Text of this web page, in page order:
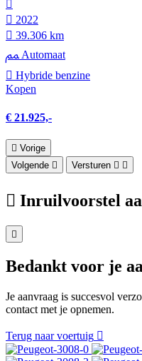
2022
39.306 km
Automaat
Hybride benzine
Kopen
€ 21.925,-
Vorige
Volgende
Versturen
Inruilvoorstel
Bedankt voor je
Je aanvraag is succesvol
contact met je opnemen.
Terug naar voertuig